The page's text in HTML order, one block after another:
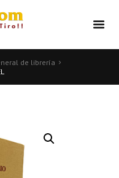
de librería